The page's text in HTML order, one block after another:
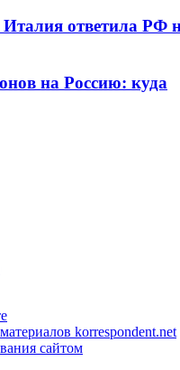
ответила РФ
на Россию: куда
korrespondent.net
сайтом